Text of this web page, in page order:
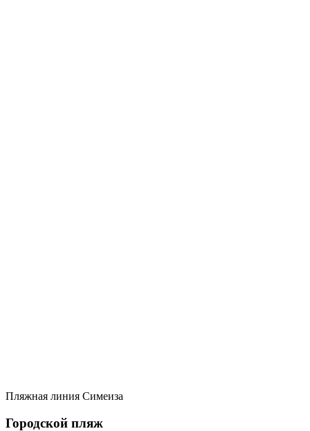
Пляжная линия Симеиза
Городской пляж